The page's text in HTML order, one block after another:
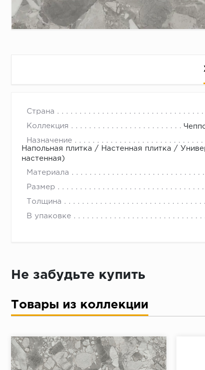
Страна
Коллекция
Назначение
Напольная плитка / Настенная плитка /
настенная)
Материала
Размер
Толщина
В упаковке
Не забудьте купить
Товары из коллекции